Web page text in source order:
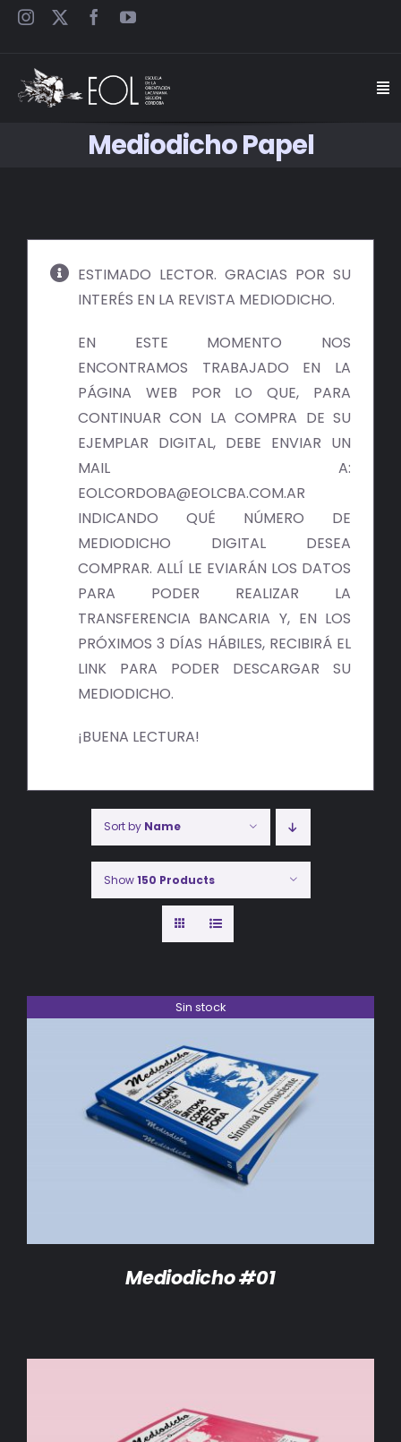
Saltar
JORNADAS
MEDIODICHO
ACTUALIDAD
CONTACTO
Mediodicho Papel
ESTIMADO LECTOR. GRACIAS POR SU
INTERÉS EN LA REVISTA MEDIODICHO.
EN ESTE MOMENTO NOS
ENCONTRAMOS TRABAJADO EN LA
PÁGINA WEB POR LO QUE, PARA
CONTINUAR CON LA COMPRA DE SU
EJEMPLAR DIGITAL, DEBE ENVIAR UN
MAIL A:
EOLCORDOBA@EOLCBA.COM.AR
INDICANDO QUÉ NÚMERO DE
MEDIODICHO DIGITAL DESEA
COMPRAR. ALLÍ LE EVIARÁN LOS DATOS
PARA PODER REALIZAR LA
TRANSFERENCIA BANCARIA Y, EN LOS
PRÓXIMOS 3 DÍAS HÁBILES, RECIBIRÁ EL
LINK PARA PODER DESCARGAR SU
MEDIODICHO.
¡BUENA LECTURA!
Sort by Name
Show150 Products
Sin stock
DETALLES
Mediodicho #01